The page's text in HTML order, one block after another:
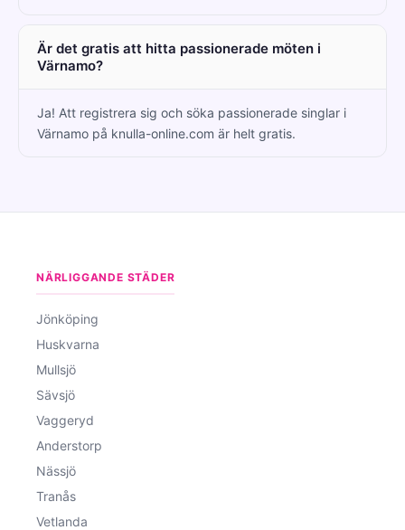
Är det gratis att hitta passionerade möten i
Värnamo?
Ja! Att registrera sig och söka passionerade singlar i
Värnamo på knulla-online.com är helt gratis.
NÄRLIGGANDE STÄDER
Jönköping
Huskvarna
Mullsjö
Sävsjö
Vaggeryd
Anderstorp
Nässjö
Tranås
Vetlanda